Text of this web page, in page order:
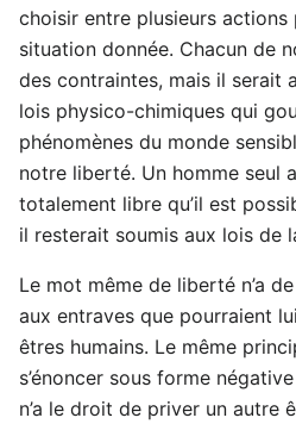
choisir entre plusieurs actions
situation donnée. Chacun de
des contraintes, mais il serait
lois physico-chimiques qui
phénomènes du monde
notre liberté. Un homme seul
totalement libre qu’il est
il resterait soumis aux lois de
Le mot même de liberté n’a
aux entraves que pourraient
êtres humains. Le même
s’énoncer sous forme
n’a le droit de priver un autre